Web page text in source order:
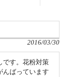
2016/03/30
です。花粉対策
んばっています